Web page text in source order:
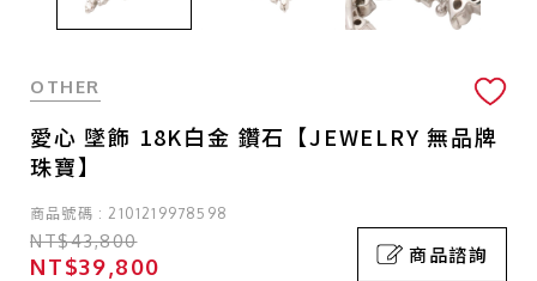
OTHER
愛心 墜飾 18K白金 鑽石【JEWELRY 無品牌
珠寶】
商品號碼 : 2101219978598
NT$43,800
NT$39,800 商品諮詢